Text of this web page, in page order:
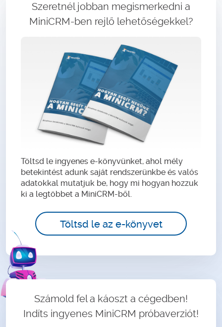
Szeretnél jobban megismerkedni a
MiniCRM-ben rejlő lehetőségekkel?
Töltsd le ingyenes e-könyvünket, ahol mély
betekintést adunk saját rendszerünkbe és valós
adatokkal mutatjuk be, hogy mi hogyan hozzuk
ki a legtöbbet a MiniCRM-ből.
Töltsd le az e-könyvet
Számold fel a káoszt a cégedben!
Indíts ingyenes MiniCRM próbaverziót!